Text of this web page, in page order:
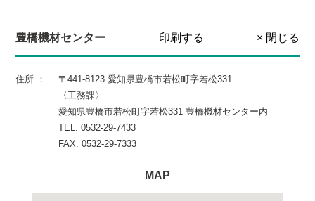
豊橋機材センター 印刷する × 閉じる
住所 ：
〒441-8123 愛知県豊橋市若松町字若松331
〈工務課〉
愛知県豊橋市若松町字若松331 豊橋機材センター内
TEL. 0532-29-7433
FAX. 0532-29-7333
MAP